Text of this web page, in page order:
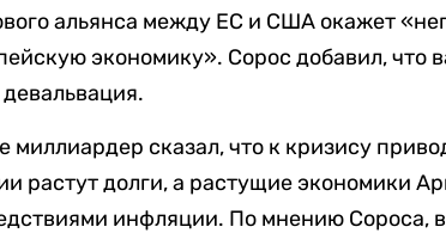
альянса между ЕС и США окажет
экономику». Сорос добавил, что
миллиардер сказал, что к кризису
растут долги, а растущие экономики
инфляции. По мнению Сороса,